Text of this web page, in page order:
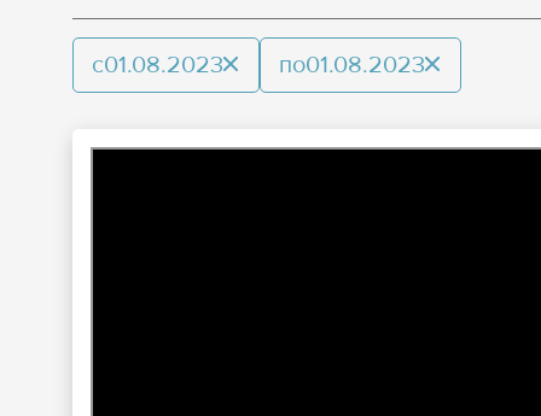
с01.08.2023 по01.08.2023